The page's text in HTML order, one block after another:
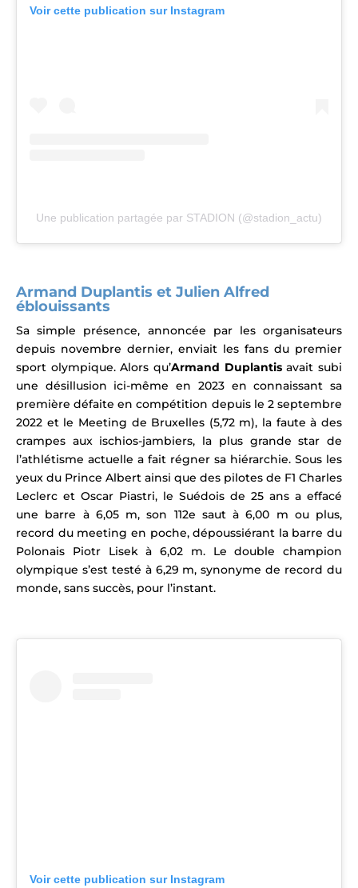
Voir cette publication sur Instagram
Une publication partagée par STADION (@stadion_actu)
Armand Duplantis et Julien Alfred
éblouissants
Sa simple présence, annoncée par les organisateurs
depuis novembre dernier, enviait les fans du premier
sport olympique. Alors qu’Armand Duplantisavait subi
une désillusion ici-même en 2023 en connaissant sa
première défaite en compétition depuis le 2 septembre
2022 et le Meeting de Bruxelles (5,72 m), la faute à des
crampes aux ischios-jambiers, la plus grande star de
l’athlétisme actuelle a fait régner sa hiérarchie. Sous les
yeux du Prince Albert ainsi que des pilotes de F1 Charles
Leclerc et Oscar Piastri, le Suédois de 25 ans a effacé
une barre à 6,05 m, son 112e saut à 6,00 m ou plus,
record du meeting en poche, dépoussiérant la barre du
Polonais Piotr Lisek à 6,02 m. Le double champion
olympique s’est testé à 6,29 m, synonyme de record du
monde, sans succès, pour l’instant.
Voir cette publication sur Instagram